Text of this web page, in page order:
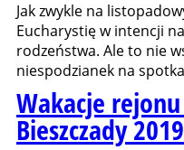
Jak zwykle na
Eucharystię w intencji
rodzeństwa. Ale to nie
niespodzianek na
Wakacje
Bieszczady 2019